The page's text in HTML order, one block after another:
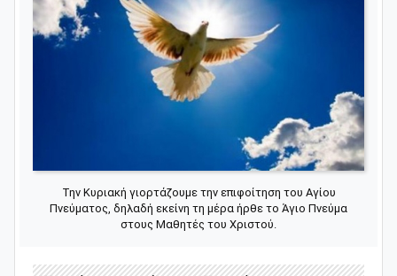
Την Κυριακή γιορτάζουμε την επιφοίτηση του Αγίου
Πνεύματος, δηλαδή εκείνη τη μέρα ήρθε το Άγιο Πνεύμα
στους Μαθητές του Χριστού.